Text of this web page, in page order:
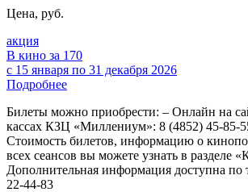
Цена, руб.
акция
В кино за 170
с 15 января по 31 декабря 2026
Подробнее
Билеты можно приобрести: – Онлайн на
кассах КЗЦ «Миллениум»: 8 (4852) 45-85-
Стоимость билетов, информацию о
всех сеансов вы можете узнать в разделе
Дополнительная информация доступна по
22-44-83